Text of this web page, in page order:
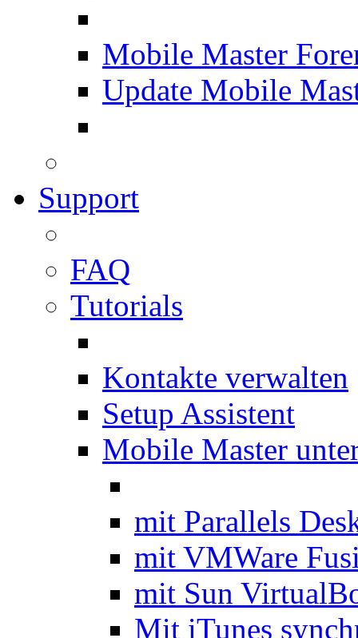
Mobile Master
Update Mobile
Support
FAQ
Tutorials
Kontakte verwalten
Setup Assistent
Mobile Master
mit Parallels
mit VMWare
mit Sun
Mit iTunes